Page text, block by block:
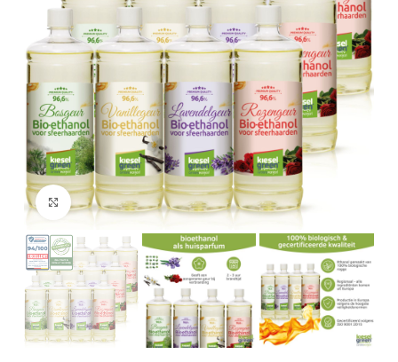
Нажмите для увеличения